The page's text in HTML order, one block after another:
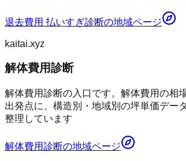
退去費用 払いすぎ診断の地域ページ
kaitai.xyz
解体費用診断
解体費用診断の入口です。解体費用の相
出発点に、構造別・地域別の坪単価デー
整理しています
解体費用診断の地域ページ